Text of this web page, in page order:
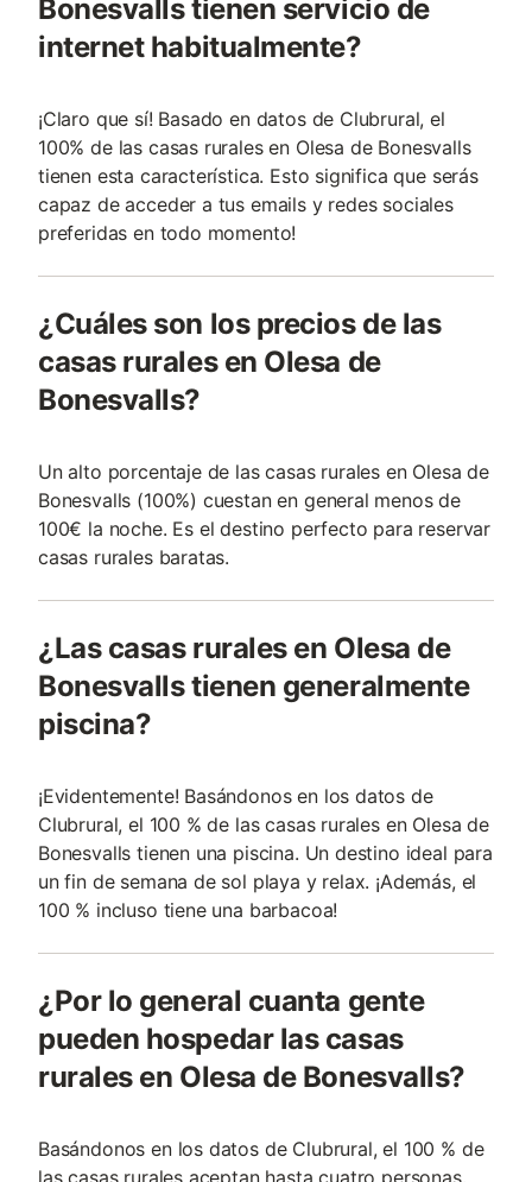
Bonesvalls tienen servicio de
internet habitualmente?
¡Claro que sí! Basado en datos de Clubrural, el
100% de las casas rurales en Olesa de Bonesvalls
tienen esta característica. Esto significa que serás
capaz de acceder a tus emails y redes sociales
preferidas en todo momento!
¿Cuáles son los precios de las
casas rurales en Olesa de
Bonesvalls?
Un alto porcentaje de las casas rurales en Olesa de
Bonesvalls (100%) cuestan en general menos de
100€ la noche. Es el destino perfecto para reservar
casas rurales baratas.
¿Las casas rurales en Olesa de
Bonesvalls tienen generalmente
piscina?
¡Evidentemente! Basándonos en los datos de
Clubrural, el 100 % de las casas rurales en Olesa de
Bonesvalls tienen una piscina. Un destino ideal para
un fin de semana de sol playa y relax. ¡Además, el
100 % incluso tiene una barbacoa!
¿Por lo general cuanta gente
pueden hospedar las casas
rurales en Olesa de Bonesvalls?
Basándonos en los datos de Clubrural, el 100 % de
las casas rurales aceptan hasta cuatro personas.